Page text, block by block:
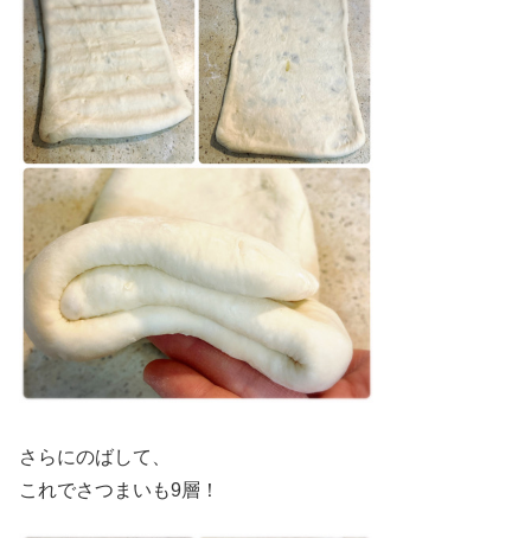
さらにのばして、
これでさつまいも9層！